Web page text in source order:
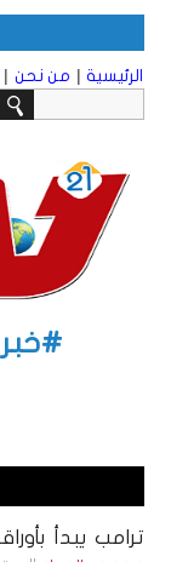
الرئيسية | من نحن |
ترامب يبدأ